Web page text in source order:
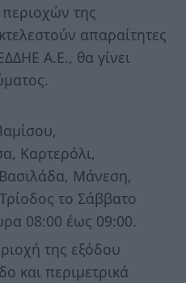
της
απαραίτητες
Α.Ε., θα γίνει
Καρτερόλι,
Βασιλάδα, Μάνεση,
το Σάββατο
08:00 έως 09:00.
της εξόδου
και περιμετρικά